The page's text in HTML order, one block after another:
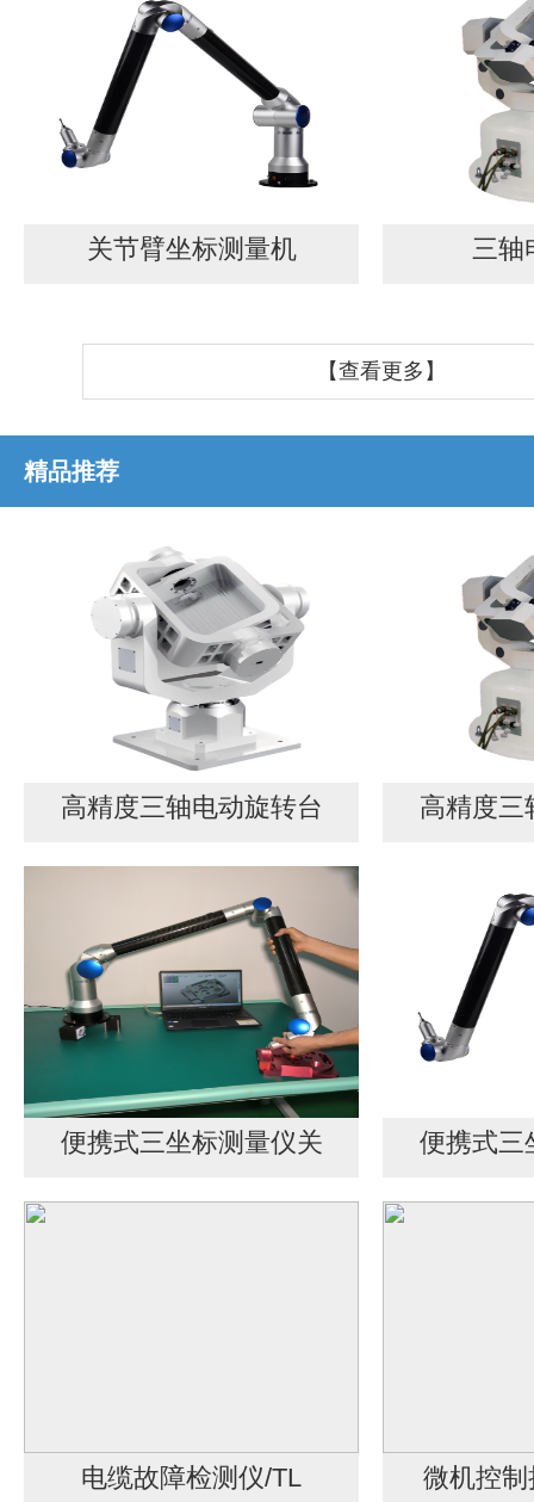
关节臂坐标测量机 三轴
【查看更多】
精品推荐
高精度三轴电动旋转台 高精度三
便携式三坐标测量仪关 便携式三
电缆故障检测仪/TL 微机控